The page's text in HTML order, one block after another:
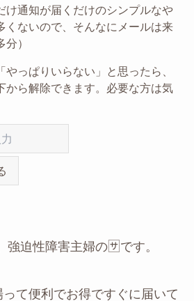
け通知が届くだけのシンプルなや
くないので、そんなにメールは来
）
っぱりいらない」と思ったら、
から解除できます。必要な方は気
強迫性障害主婦の🈂です。
て便利でお得ですぐに届いて